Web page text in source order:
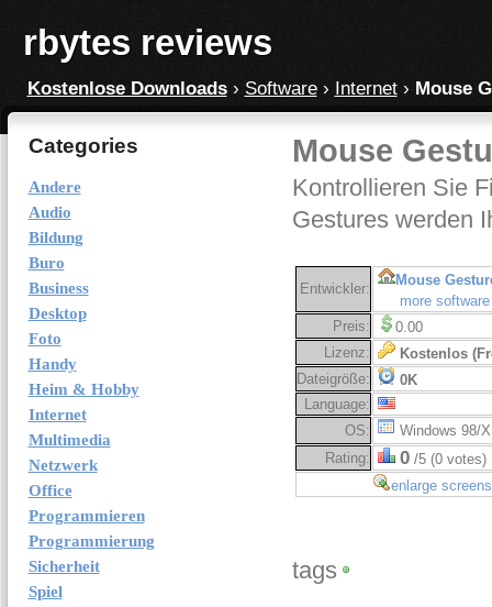
rbytes reviews
Kostenlose Downloads› Software› Internet› Mouse
Categories
Andere
Audio
Bildung
Buro
Business
Desktop
Foto
Handy
Heim & Hobby
Internet
Multimedia
Netzwerk
Office
Programmieren
Programmierung
Sicherheit
Spiel
Mouse
Kontrollieren Sie
Gestures werden
Entwickler:
Mouse
more
Preis:
0.00
Lizenz:
Kostenlos
Dateigröße:
0K
Language:
OS:
Windows 98/
Rating:
0/5 (0 votes)
enlarge
tags